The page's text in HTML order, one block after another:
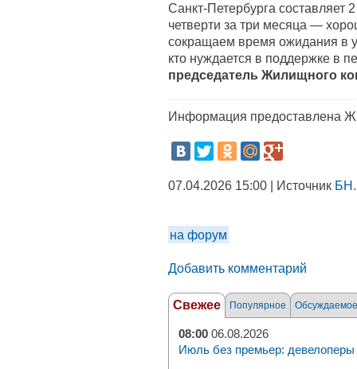
Санкт-Петербурга составляет
четверти за три месяца —
сокращаем время ожидания в
кто нуждается в поддержке в
председатель Жилищного
Информация предоставлена
07.04.2026 15:00 | Источник
на форум
Добавить комментарий
Свежее Популярное Обсуждаемое
08:00 06.08.2026
Июль без премьер: девелоперы